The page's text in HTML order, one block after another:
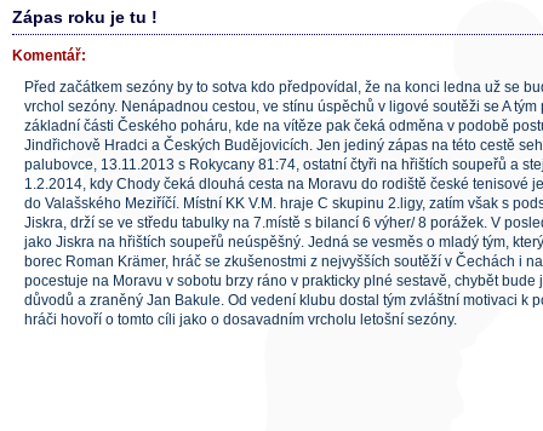
Zápas roku je tu !
Komentář:
Před začátkem sezóny by to sotva kdo předpovídal, že na konci ledna už se
vrchol sezóny. Nenápadnou cestou, ve stínu úspěchů v ligové soutěži se A
základní části Českého poháru, kde na vítěze pak čeká odměna v podobě
Jindřichově Hradci a Českých Budějovicích. Jen jediný zápas na této cestě
palubovce, 13.11.2013 s Rokycany 81:74, ostatní čtyři na hřištích soupeřů a
1.2.2014, kdy Chody čeká dlouhá cesta na Moravu do rodiště české tenisové
do Valašského Meziříčí. Místní KK V.M. hraje C skupinu 2.ligy, zatím však s
Jiskra, drží se ve středu tabulky na 7.místě s bilancí 6 výher/ 8 porážek. V
jako Jiskra na hřištích soupeřů neúspěšný. Jedná se vesměs o mladý tým,
borec Roman Krämer, hráč se zkušenostmi z nejvyšších soutěží v Čechách i
pocestuje na Moravu v sobotu brzy ráno v prakticky plné sestavě, chybět bude
důvodů a zraněný Jan Bakule. Od vedení klubu dostal tým zvláštní motivaci k
hráči hovoří o tomto cíli jako o dosavadním vrcholu letošní sezóny.